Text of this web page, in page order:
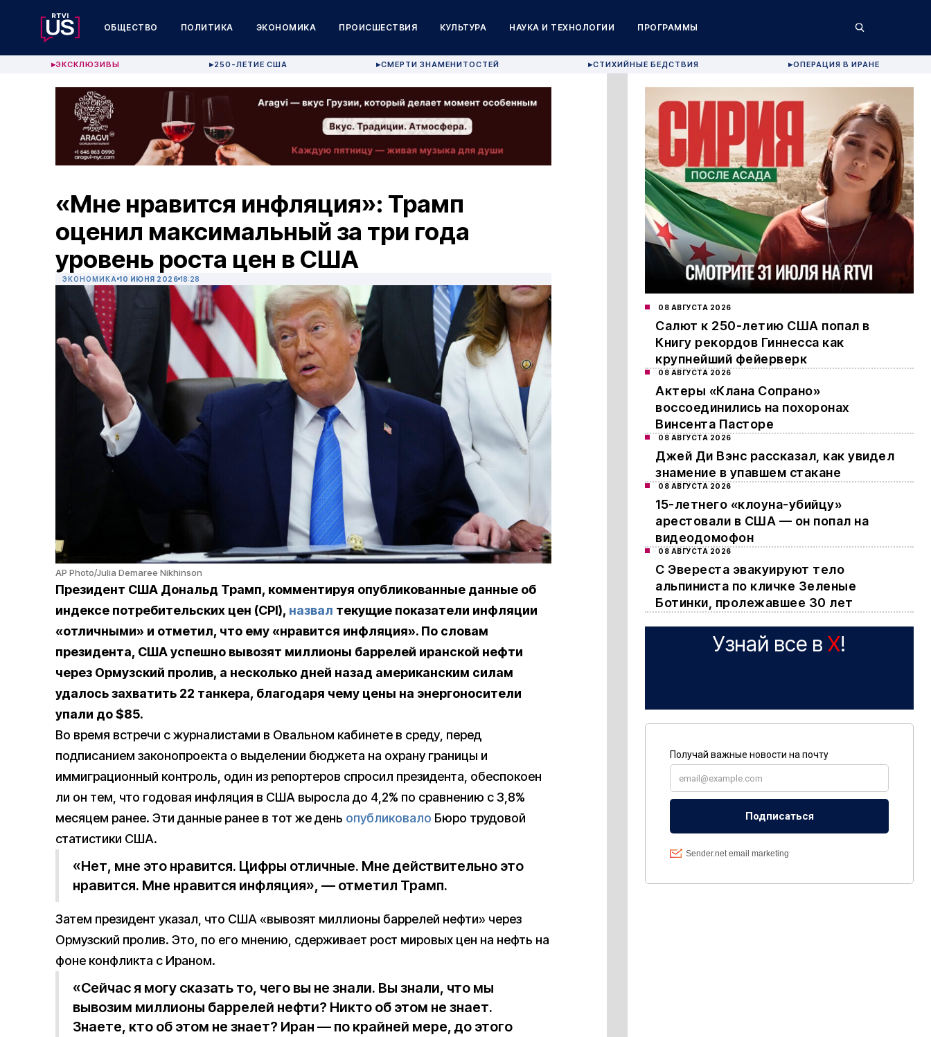
ОБЩЕСТВО ПОЛИТИКА ЭКОНОМИКА ПРОИСШЕСТВИЯ КУЛЬТУРА НАУКА И ТЕХНОЛОГИИ ПРОГРАММЫ
▶ЭКСКЛЮЗИВЫ ▶250-ЛЕТИЕ США ▶СМЕРТИ ЗНАМЕНИТОСТЕЙ ▶СТИХИЙНЫЕ БЕДСТВИЯ ▶ОПЕРАЦИЯ В ИРАНЕ
«Мне нравится инфляция»: Трамп
оценил максимальный за три года
уровень роста цен в США
ЭКОНОМИКА 10 ИЮНЯ 2026 18:28
AP Photo/Julia Demaree Nikhinson
Президент США Дональд Трамп, комментируя опубликованные данные об
индексе потребительских цен (CPI), назвал текущие показатели инфляции
«отличными» и отметил, что ему «нравится инфляция». По словам
президента, США успешно вывозят миллионы баррелей иранской нефти
через Ормузский пролив, а несколько дней назад американским силам
удалось захватить 22 танкера, благодаря чему цены на энергоносители
упали до $85.
Во время встречи с журналистами в Овальном кабинете в среду, перед
подписанием законопроекта о выделении бюджета на охрану границы и
иммиграционный контроль, один из репортеров спросил президента, обеспокоен
ли он тем, что годовая инфляция в США выросла до 4,2% по сравнению с 3,8%
месяцем ранее. Эти данные ранее в тот же день опубликовало Бюро трудовой
статистики США.
«Нет, мне это нравится. Цифры отличные. Мне действительно это
нравится. Мне нравится инфляция», — отметил Трамп.
Затем президент указал, что США «вывозят миллионы баррелей нефти» через
Ормузский пролив. Это, по его мнению, сдерживает рост мировых цен на нефть на
фоне конфликта с Ираном.
«Сейчас я могу сказать то, чего вы не знали. Вы знали, что мы
вывозим миллионы баррелей нефти? Никто об этом не знает.
Знаете, кто об этом не знает? Иран — по крайней мере, до этого
08 АВГУСТА 2026
Салют к 250-летию США попал в
Книгу рекордов Гиннесса как
крупнейший фейерверк
08 АВГУСТА 2026
Актеры «Клана Сопрано»
воссоединились на похоронах
Винсента Пасторе
08 АВГУСТА 2026
Джей Ди Вэнс рассказал, как увидел
знамение в упавшем стакане
08 АВГУСТА 2026
15-летнего «клоуна-убийцу»
арестовали в США — он попал на
видеодомофон
08 АВГУСТА 2026
С Эвереста эвакуируют тело
альпиниста по кличке Зеленые
Ботинки, пролежавшее 30 лет
Узнай все в X!